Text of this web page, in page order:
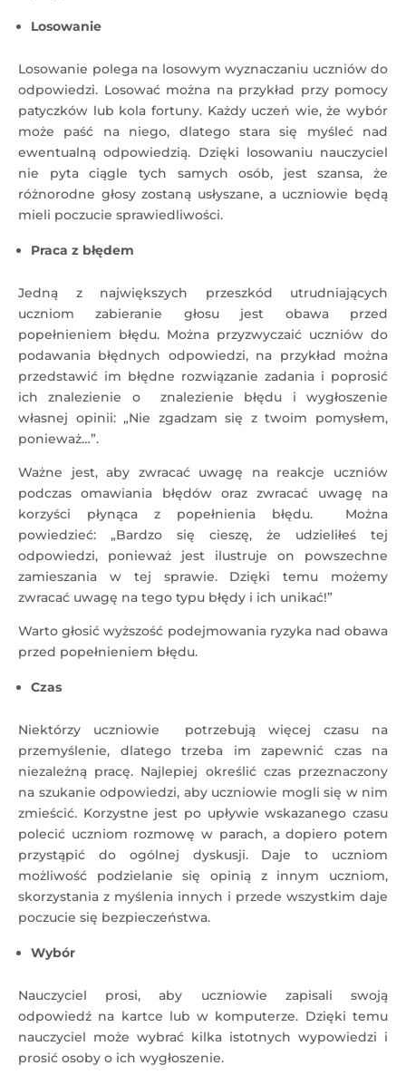
Losowanie
Losowanie polega na losowym wyznaczaniu uczniów do
odpowiedzi. Losować można na przykład przy pomocy
patyczków lub kola fortuny. Każdy uczeń wie, że wybór
może paść na niego, dlatego stara się myśleć nad
ewentualną odpowiedzią. Dzięki losowaniu nauczyciel
nie pyta ciągle tych samych osób, jest szansa, że
różnorodne głosy zostaną usłyszane, a uczniowie będą
mieli poczucie sprawiedliwości.
Praca z błędem
Jedną z największych przeszkód utrudniających
uczniom zabieranie głosu jest obawa przed
popełnieniem błędu. Można przyzwyczaić uczniów do
podawania błędnych odpowiedzi, na przykład można
przedstawić im błędne rozwiązanie zadania i poprosić
ich znalezienie o znalezienie błędu i wygłoszenie
własnej opinii: „Nie zgadzam się z twoim pomysłem,
ponieważ…”.
Ważne jest, aby zwracać uwagę na reakcje uczniów
podczas omawiania błędów oraz zwracać uwagę na
korzyści płynąca z popełnienia błędu. Można
powiedzieć: „Bardzo się cieszę, że udzieliłeś tej
odpowiedzi, ponieważ jest ilustruje on powszechne
zamieszania w tej sprawie. Dzięki temu możemy
zwracać uwagę na tego typu błędy i ich unikać!”
Warto głosić wyższość podejmowania ryzyka nad obawa
przed popełnieniem błędu.
Czas
Niektórzy uczniowie potrzebują więcej czasu na
przemyślenie, dlatego trzeba im zapewnić czas na
niezależną pracę. Najlepiej określić czas przeznaczony
na szukanie odpowiedzi, aby uczniowie mogli się w nim
zmieścić. Korzystne jest po upływie wskazanego czasu
polecić uczniom rozmowę w parach, a dopiero potem
przystąpić do ogólnej dyskusji. Daje to uczniom
możliwość podzielanie się opinią z innym uczniom,
skorzystania z myślenia innych i przede wszystkim daje
poczucie się bezpieczeństwa.
Wybór
Nauczyciel prosi, aby uczniowie zapisali swoją
odpowiedź na kartce lub w komputerze. Dzięki temu
nauczyciel może wybrać kilka istotnych wypowiedzi i
prosić osoby o ich wygłoszenie.